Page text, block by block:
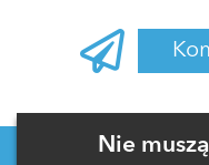
Zaloguj
Nie